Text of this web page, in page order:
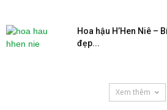
Hoa hậu H’Hen Niê –
đẹp...
Xem thêm